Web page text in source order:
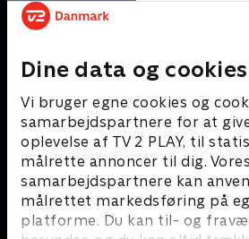
Dine data og cookies
Vi bruger egne cookies og
samarbejdspartnere for at
oplevelse af TV 2 PLAY, til
målrette annoncer til dig. Vores
samarbejdspartnere kan
målrettet markedsføring på
platforme. Du kan til- og
Gurli Gris
Børneserier • 4 sæsoner